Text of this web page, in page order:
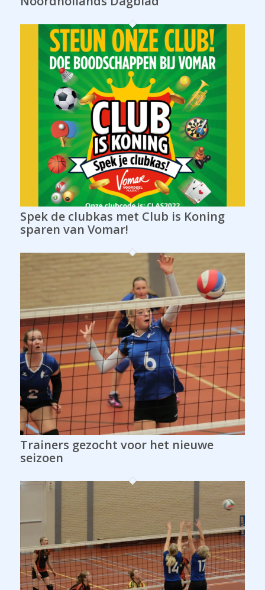
Spek de clubkas met Club is Koning
sparen van Vomar!
Trainers gezocht voor het nieuwe
seizoen